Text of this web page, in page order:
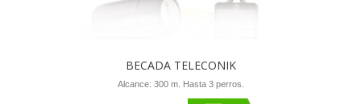
BECADA TELECONIK
Alcance: 300 m. Hasta 3 perros.